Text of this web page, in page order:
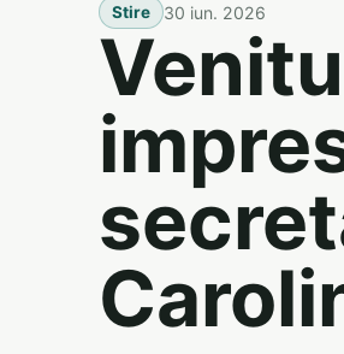
Stire 30 iun. 2026